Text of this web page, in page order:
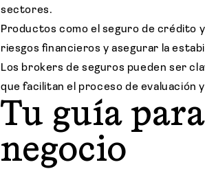
sectores.
Productos como el seguro de crédito
riesgos financieros y asegurar la
Los brokers de seguros pueden ser
que facilitan el proceso de evaluación
Tu guía
negocio